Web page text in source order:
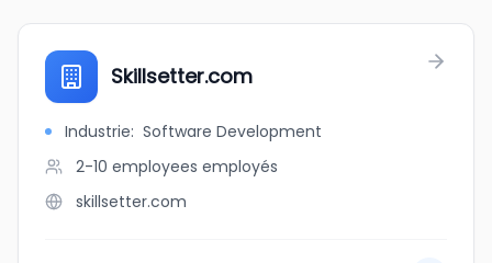
Skillsetter.com
Industrie: Software Development
2-10 employees employés
skillsetter.com